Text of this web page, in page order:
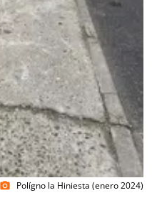
photo_camera Polígno la Hiniesta (enero 2024)